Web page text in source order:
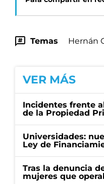
Temas Hernán
VER MÁS
Incidentes frente
de la Propiedad
Universidades:
Ley de
Tras la denuncia
mujeres que